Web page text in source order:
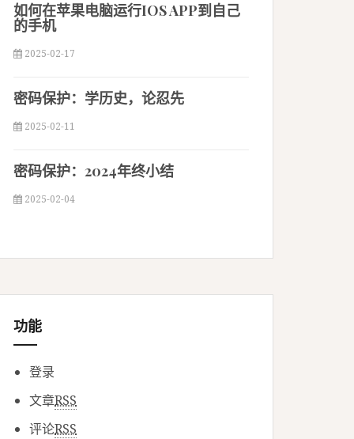
如何在苹果电脑运行IOS APP到自己
的手机
2025-02-17
密码保护：学历史，论忍先
2025-02-11
密码保护：2024年终小结
2025-02-04
功能
登录
文章RSS
评论RSS